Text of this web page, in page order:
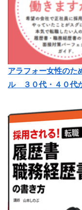
アラフォー女性のた
ル ３０代・４０代